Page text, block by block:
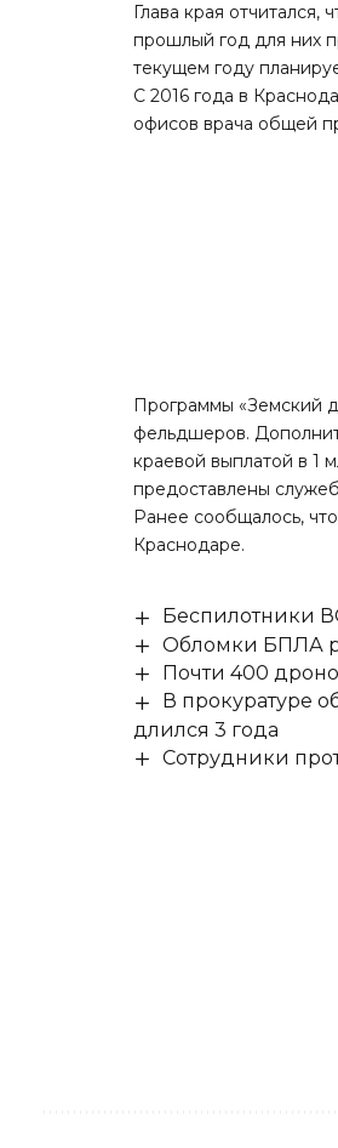
Глава края
прошлый год для них
текущем году
С 2016 года в
офисов врача общей
Программы «Земский
фельдшеров.
краевой выплатой в 1
предоставлены
Ранее сообщалось,
Краснодаре.
Беспилотники
Обломки БПЛА
Почти 400
В прокуратуре
длился 3 года
Сотрудники